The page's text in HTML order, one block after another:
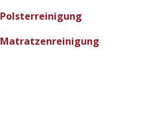
Polsterreinigung
Matratzenreinigung